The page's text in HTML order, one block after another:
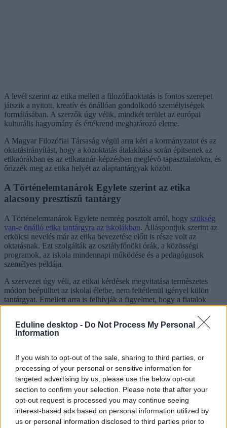
Eduline desktop - Do Not Process My Personal
Information
If you wish to opt-out of the sale, sharing to third parties, or
processing of your personal or sensitive information for
targeted advertising by us, please use the below opt-out
section to confirm your selection. Please note that after your
opt-out request is processed you may continue seeing
interest-based ads based on personal information utilized by
us or personal information disclosed to third parties prior to
A levél szerint az etika mellett a filozófiaoktatás is fontos szerepet
játszik a nyitott, kreatív és önállóan gondolkodó személyiségek
formálásában. A szerzők úgy vélik, mindkét terület az európai
kulturális hagyomány és értékrend meghatározó eleme.
A Magyar Filozófiai Társaság végül arra kéri a kormányzatot és az
oktatásirányítást, hogy a közoktatás átalakítása során építsenek az
etikaórákban és az etikatanár-képzésben meglévő tapasztalatokra, és
őrizzék meg az etika helyét az alaptantárgyak között.
A Történelemtanárok Egylete szerint az etika
alacsony presztíszű tantárgy
A Történelemtanárok Egylete nemrég posztolt arról, hogy szükség
van-e önálló etika tantárgyra az iskolákban. Álláspontjuk szerint az
erkölcsi nevelés már az etika bevezetése előtt is része volt az
oktatásnak. Ezt szolgálták az osztályfőnöki órák, a közösségi
programok, az iskola mindennapi működése és a pedagógusok
személyes példája.
A szervezet úgy véli, az etikai kérdések megvitatása természetes
módon beépülhet az iskolai életbe, nem feltétlenül igényel külön
tantárgyat. Emellett arra is felhívják a figyelmet, hogy a fiatalok
értékrendjére a család, a kortárs közösségek, valamint a média és a
digitális környezet jóval nagyobb hatást gyakorol, mint egy heti
etikaóra.
tantárggyá vált, amelyet sok diák nem vesz komolyan, miközben az
erkölcsi kérdésekben megfogalmazott vélemények
osztályozhatósága is vitatható. A szervezet szerint több helyen
inkább óraszám-biztosító szerepet töltött be a tantárgy, mintsem
egyértelműen mérhető pedagógiai eredményeket hozott volna.